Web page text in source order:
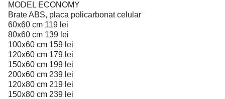
MODEL ECONOMY
Brate ABS, placa policarbonat celular
60x60 cm 119 lei
80x60 cm 139 lei
100x60 cm 159 lei
120x60 cm 179 lei
150x60 cm 199 lei
200x60 cm 239 lei
120x80 cm 219 lei
150x80 cm 239 lei